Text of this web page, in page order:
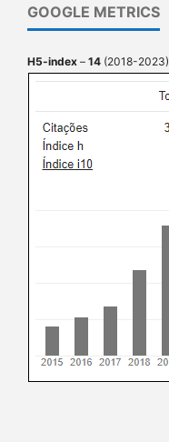
GOOGLE METRICS
H5-index – 14 (2018-2023)